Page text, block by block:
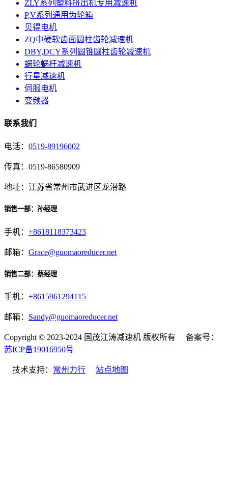
ZLY系列塑料挤出机专用减速机
P,V系列通用齿轮箱
贝得电机
ZQ中硬软齿面圆柱齿轮减速机
DBY,DCY系列圆锥圆柱齿轮减速机
蜗轮蜗杆减速机
行星减速机
伺服电机
变频器
联系我们
电话： 0519-89196002
传真：0519-86580909
地址：江苏省常州市武进区龙潜路
销售一部：孙经理
手机： +8618118373423
邮箱： Grace@guomaoreducer.net
销售二部：蔡经理
手机： +8615961294115
邮箱： Sandy@guomaoreducer.net
Copyright © 2023-2024 国茂江涛减速机 版权所有 备案号：
苏ICP备19016950号
技术支持： 常州力行 站点地图